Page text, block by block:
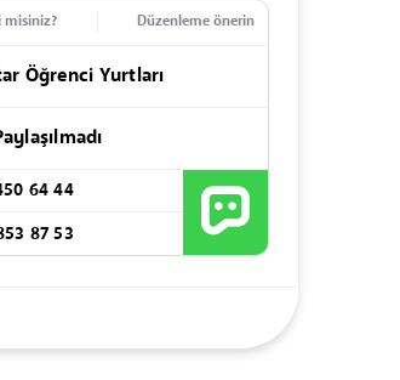
sahibi misiniz? Düzenleme önerin
Öğrenci Yurtları
64 44
87 53